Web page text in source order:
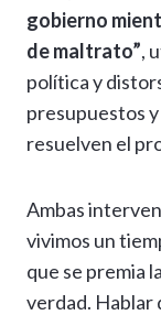
gobierno
de maltrato”,
política y
presupuestos
resuelven el
Ambas
vivimos un
que se premia
verdad. Hablar